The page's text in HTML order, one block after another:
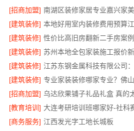
[招商加盟]
[建筑装修]
[建筑装修]
[建筑装修]
[建筑装修]
[建筑装修]
[招商加盟] 乌达欣果铺子礼品礼盒 真的
[教育培训] 大连考研培训班哪家好-社科
[商务服务] 江西发光字工地长城板